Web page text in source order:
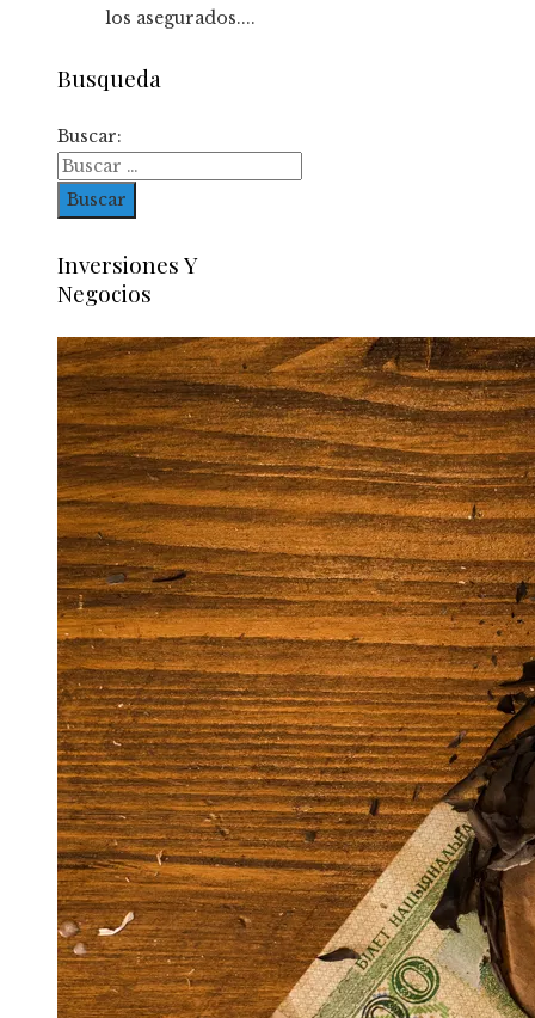
los asegurados....
Busqueda
Buscar:
Inversiones Y
Negocios